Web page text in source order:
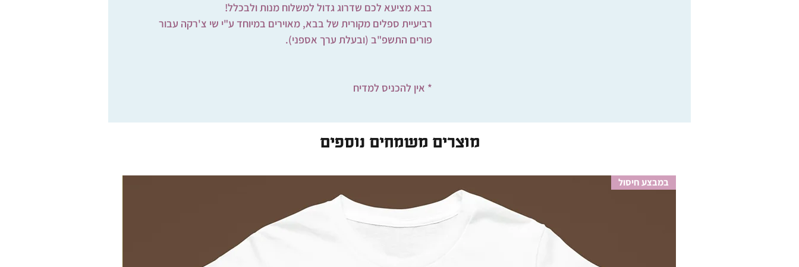
בבא מציעא לכם שדרוג גדול למשלוח מנות ולבכלל!
רביעיית ספלים מקורית של בבא, מאוירים במיוחד ע"י שי צ'רקה עבור
פורים התשפ"ב (ובעלת ערך אספני).
* אין להכניס למדיח
מוצרים משמחים נוספים
במבצע חיסול